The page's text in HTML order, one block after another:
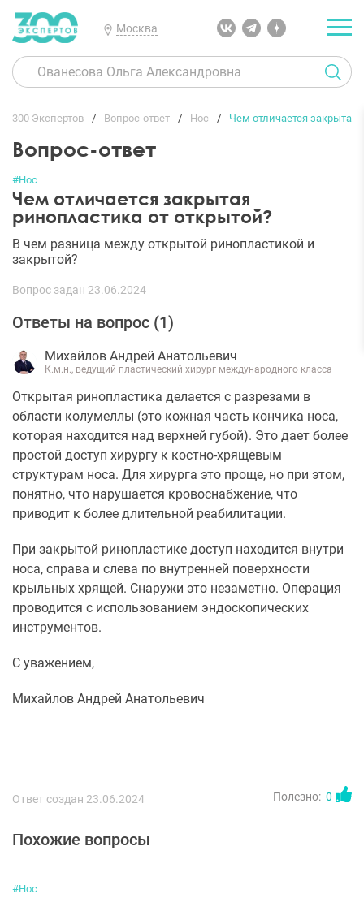
Москва
300 Экспертов Вопрос-ответ Нос Чем отличается закрытая
Вопрос-ответ
#Нос
Чем отличается закрытая
ринопластика от открытой?
В чем разница между открытой ринопластикой и
закрытой?
Вопрос задан 23.06.2024
Ответы на вопрос (1)
Михайлов Андрей Анатольевич
К.м.н., ведущий пластический хирург международного класса
Открытая ринопластика делается с разрезами в
области колумеллы (это кожная часть кончика носа,
которая находится над верхней губой). Это дает более
простой доступ хирургу к костно-хрящевым
структурам носа. Для хирурга это проще, но при этом,
понятно, что нарушается кровоснабжение, что
приводит к более длительной реабилитации.
При закрытой ринопластике доступ находится внутри
носа, справа и слева по внутренней поверхности
крыльных хрящей. Снаружи это незаметно. Операция
проводится с использованием эндоскопических
инструментов.
С уважением,
Михайлов Андрей Анатольевич
Ответ создан 23.06.2024 Полезно: 0
Похожие вопросы
#Нос